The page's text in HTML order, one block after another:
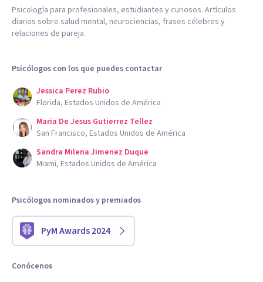
Psicología para profesionales, estudiantes y curiosos. Artículos
diarios sobre salud mental, neurociencias, frases célebres y
relaciones de pareja.
Psicólogos con los que puedes contactar
Jessica Perez Rubio
Florida, Estados Unidos de América
Maria De Jesus Gutierrez Tellez
San Francisco, Estados Unidos de América
Sandra Milena Jimenez Duque
Miami, Estados Unidos de América
Psicólogos nominados y premiados
PyM Awards 2024
Conócenos